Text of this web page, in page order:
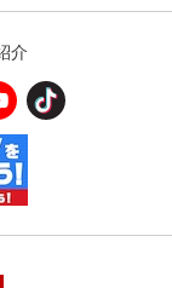
介